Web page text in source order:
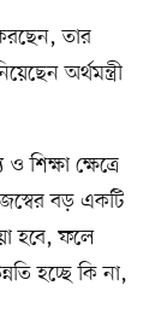
তার
অর্থমন্ত্রী
শিক্ষা ক্ষেত্রে
বড় একটি
হবে, ফলে
হচ্ছে কি না,